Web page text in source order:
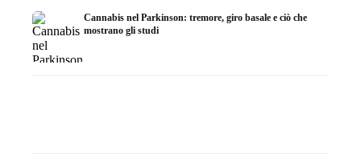
Cannabis nel Parkinson: tremore, giro basale e ciò che
mostrano gli studi